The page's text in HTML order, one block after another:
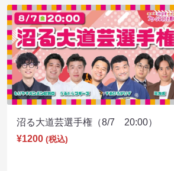
沼る大道芸選手権（8/7 20:00）
¥1200 (税込)